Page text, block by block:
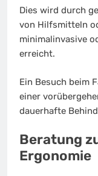
Dies wird durch
von Hilfsmitteln
minimalinvasive
erreicht.
Ein Besuch beim
einer
dauerhafte
Beratung
Ergonomie